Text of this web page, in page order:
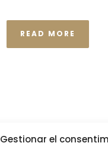
Gestionar el
READ MORE